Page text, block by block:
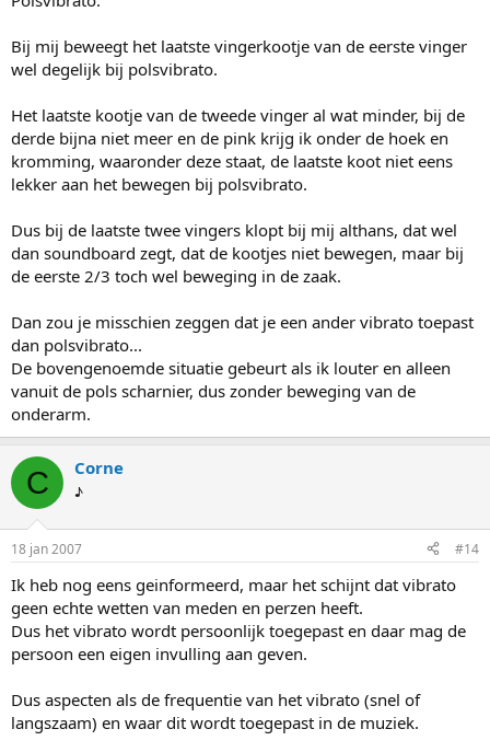
Bij mij beweegt het laatste vingerkootje van de eerste vinger
wel degelijk bij polsvibrato.
Het laatste kootje van de tweede vinger al wat minder, bij de
derde bijna niet meer en de pink krijg ik onder de hoek en
kromming, waaronder deze staat, de laatste koot niet eens
lekker aan het bewegen bij polsvibrato.
Dus bij de laatste twee vingers klopt bij mij althans, dat wel
dan soundboard zegt, dat de kootjes niet bewegen, maar bij
de eerste 2/3 toch wel beweging in de zaak.
Dan zou je misschien zeggen dat je een ander vibrato toepast
dan polsvibrato...
De bovengenoemde situatie gebeurt als ik louter en alleen
vanuit de pols scharnier, dus zonder beweging van de
onderarm.
C Corne
♪
18 jan 2007 #14
Ik heb nog eens geinformeerd, maar het schijnt dat vibrato
geen echte wetten van meden en perzen heeft.
Dus het vibrato wordt persoonlijk toegepast en daar mag de
persoon een eigen invulling aan geven.
Dus aspecten als de frequentie van het vibrato (snel of
langszaam) en waar dit wordt toegepast in de muziek.